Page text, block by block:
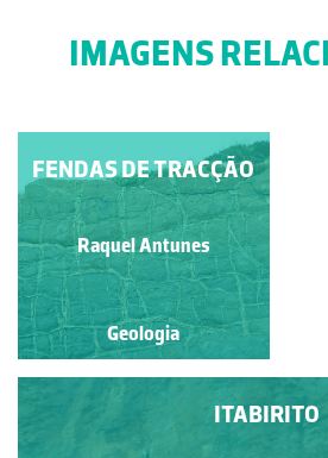
IMAGENS
DISCORDÂNCIA
LITOLÓGICA
Diana Barbosa
Geologia
FENDAS DE TRACÇÃO
Raquel Antunes
Geologia
ITABIRITO